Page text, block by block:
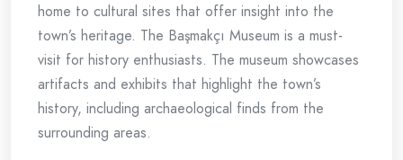
home to cultural sites that offer insight into the
town’s heritage. The Başmakçı Museum is a must-
visit for history enthusiasts. The museum showcases
artifacts and exhibits that highlight the town’s
history, including archaeological finds from the
surrounding areas.